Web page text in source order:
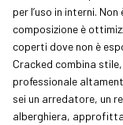
per l’uso in interni.
composizione è
coperti dove non è
Cracked combina
professionale
sei un arredatore, un
alberghiera,